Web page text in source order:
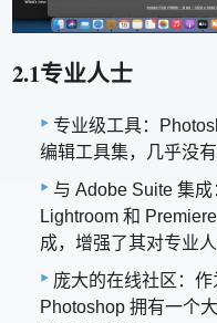
2.1专业人士
专业级工具：
编辑工具集，几乎没
与 Adob​​e Suite 集成
Lightroom 和
成，增强了其对专业人
庞大的在线社区：作
Photoshop 拥有一个